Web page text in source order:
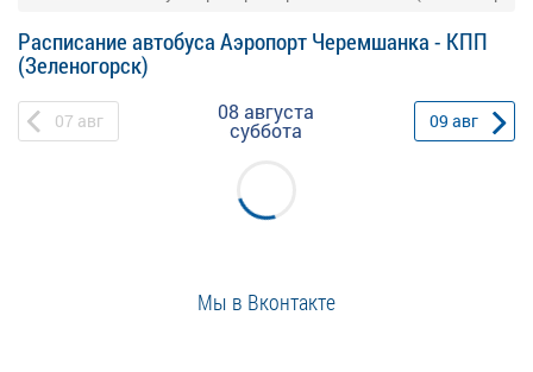
Расписание автобуса Аэропорт Черемшанка - КПП
(Зеленогорск)
07 авг 08 августа
суббота 09 авг
Мы в Вконтакте